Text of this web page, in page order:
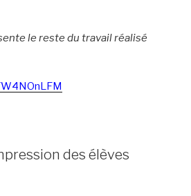
le reste du travail réalisé
des élèves